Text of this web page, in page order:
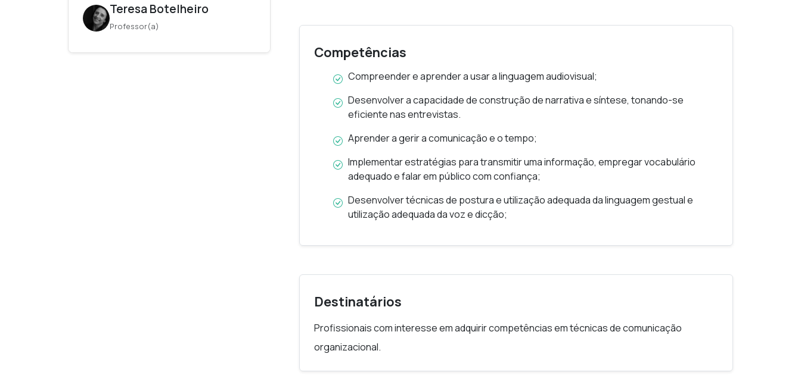
Teresa Botelheiro
Professor(a)
crise;
Desenvolver estratégias eficazes para que se torne num entrevistado requisitado.
Competências
Compreender e aprender a usar a linguagem audiovisual;
Desenvolver a capacidade de construção de narrativa e síntese, tonando-se
eficiente nas entrevistas.
Aprender a gerir a comunicação e o tempo;
Implementar estratégias para transmitir uma informação, empregar vocabulário
adequado e falar em público com confiança;
Desenvolver técnicas de postura e utilização adequada da linguagem gestual e
utilização adequada da voz e dicção;
Destinatários
Profissionais com interesse em adquirir competências em técnicas de comunicação
organizacional.